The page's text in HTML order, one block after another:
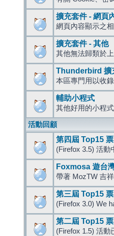
擴充套件 - 網頁
網頁內容顯示之
擴充套件 - 其他
其他無法歸類於
Thunderbird 擴
本區專門用以收
輔助小程式
其他好用的小程式
活動回顧
第四屆 Top15
(Firefox 3.5) 活動
Foxmosa 遊台
帶著 MozTW 吉
第三屆 Top15
(Firefox 3.0) We
第二屆 Top15
(Firefox 1.5) 活動